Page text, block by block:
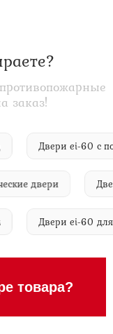
заказ!
Двери ei-
двери
Двери ei-60
товара?